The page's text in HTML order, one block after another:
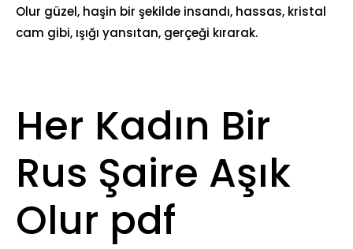
Olur güzel, haşin bir şekilde insandı, hassas, kristal
cam gibi, ışığı yansıtan, gerçeği kırarak.
Her Kadın Bir
Rus Şaire Aşık
Olur pdf